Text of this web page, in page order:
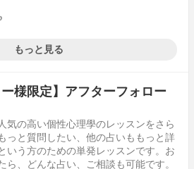
もっと見る
ー様限定】アフターフォロー
気の高い個性心理學のレッスンをさら
っと質問したい、他の占いももっと詳
いう方のための単発レッスンです。お
ら、どんな占い、ご相談も可能です。